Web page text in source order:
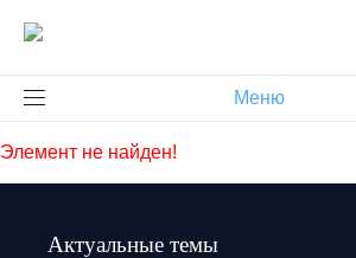
Меню
Элемент не найден!
Актуальные темы